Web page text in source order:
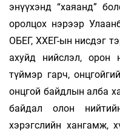
энүүхэнд “хаяанд”
оролцох нэрээр
ОБЕГ, ХХЕГ-ын нисдэг
ахуйд нийслэл, орон
түймэр гарч,
онцгой байдлын алба
байдал олон
хэрэгслийн хангамж,